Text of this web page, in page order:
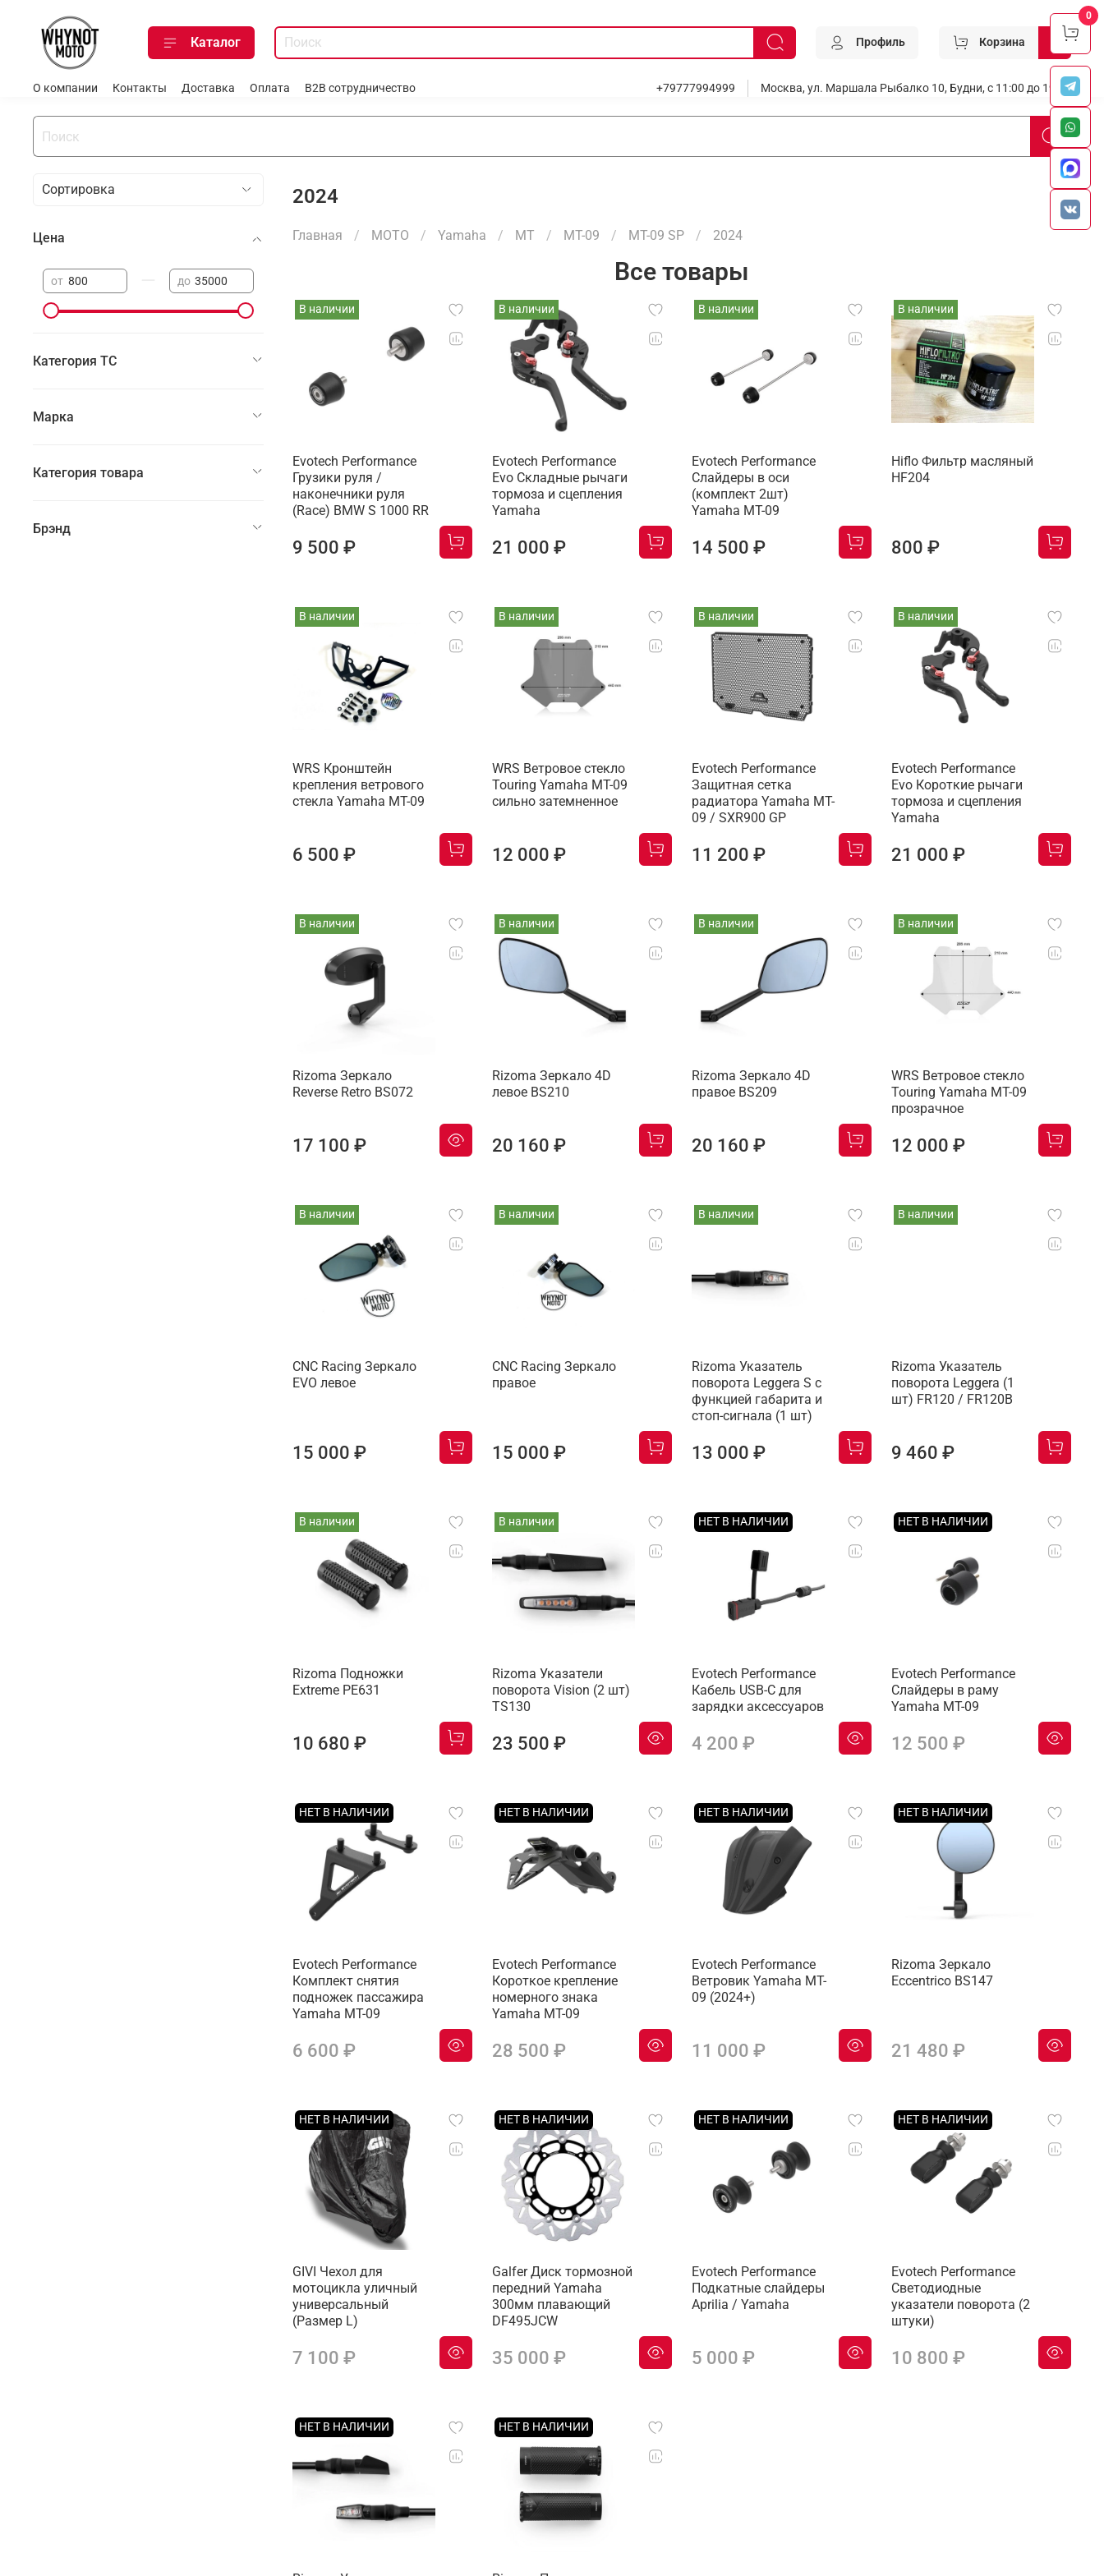
Каталог Профиль Корзина
О компании Контакты Доставка Оплата B2B сотрудничество +79777994999 Москва, ул. Маршала Рыбалко 10, Будни, с 11:00 до 19:00
2024
Главная МОТО Yamaha MT MT-09 MT-09 SP 2024
Все товары
В наличии
Evotech Performance
Грузики руля /
наконечники руля
(Race) BMW S 1000 RR
9 500 ₽
В наличии
Evotech Performance
Evo Складные рычаги
тормоза и сцепления
Yamaha
21 000 ₽
В наличии
Evotech Performance
Слайдеры в оси
(комплект 2шт)
Yamaha MT-09
14 500 ₽
В наличии
Hiflo Фильтр масляный
HF204
800 ₽
В наличии
WRS Кронштейн
крепления ветрового
стекла Yamaha MT-09
6 500 ₽
В наличии
WRS Ветровое стекло
Touring Yamaha MT-09
сильно затемненное
12 000 ₽
В наличии
Evotech Performance
Защитная сетка
радиатора Yamaha MT-
09 / SXR900 GP
11 200 ₽
В наличии
Evotech Performance
Evo Короткие рычаги
тормоза и сцепления
Yamaha
21 000 ₽
В наличии
Rizoma Зеркало
Reverse Retro BS072
17 100 ₽
В наличии
Rizoma Зеркало 4D
левое BS210
20 160 ₽
В наличии
Rizoma Зеркало 4D
правое BS209
20 160 ₽
В наличии
WRS Ветровое стекло
Touring Yamaha MT-09
прозрачное
12 000 ₽
В наличии
CNC Racing Зеркало
EVO левое
15 000 ₽
В наличии
CNC Racing Зеркало
правое
15 000 ₽
В наличии
Rizoma Указатель
поворота Leggera S с
функцией габарита и
стоп-сигнала (1 шт)
13 000 ₽
В наличии
Rizoma Указатель
поворота Leggera (1
шт) FR120 / FR120B
9 460 ₽
В наличии
Rizoma Подножки
Extreme PE631
10 680 ₽
В наличии
Rizoma Указатели
поворота Vision (2 шт)
TS130
23 500 ₽
НЕТ В НАЛИЧИИ
Evotech Performance
Кабель USB-C для
зарядки аксессуаров
4 200 ₽
НЕТ В НАЛИЧИИ
Evotech Performance
Слайдеры в раму
Yamaha MT-09
12 500 ₽
НЕТ В НАЛИЧИИ
Evotech Performance
Комплект снятия
подножек пассажира
Yamaha MT-09
6 600 ₽
НЕТ В НАЛИЧИИ
Evotech Performance
Короткое крепление
номерного знака
Yamaha MT-09
28 500 ₽
НЕТ В НАЛИЧИИ
Evotech Performance
Ветровик Yamaha MT-
09 (2024+)
11 000 ₽
НЕТ В НАЛИЧИИ
Rizoma Зеркало
Eccentrico BS147
21 480 ₽
НЕТ В НАЛИЧИИ
GIVI Чехол для
мотоцикла уличный
универсальный
(Размер L)
7 100 ₽
НЕТ В НАЛИЧИИ
Galfer Диск тормозной
передний Yamaha
300мм плавающий
DF495JCW
35 000 ₽
НЕТ В НАЛИЧИИ
Evotech Performance
Подкатные слайдеры
Aprilia / Yamaha
5 000 ₽
НЕТ В НАЛИЧИИ
Evotech Performance
Светодиодные
указатели поворота (2
штуки)
10 800 ₽
НЕТ В НАЛИЧИИ НЕТ В НАЛИЧИИ
Цена
от до
Категория ТС
Марка
Категория товара
Брэнд
0